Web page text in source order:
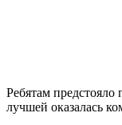
Ребятам
лучшей оказалась